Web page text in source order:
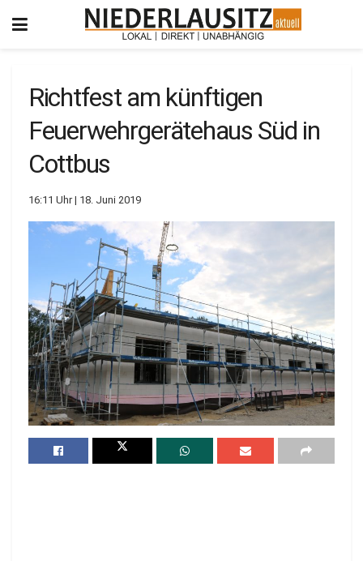
Richtfest am künftigen
Feuerwehrgerätehaus Süd in
Cottbus
16:11 Uhr | 18. Juni 2019